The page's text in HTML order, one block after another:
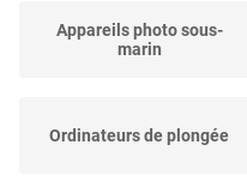
Appareils photo sous-
marin
Ordinateurs de plongée